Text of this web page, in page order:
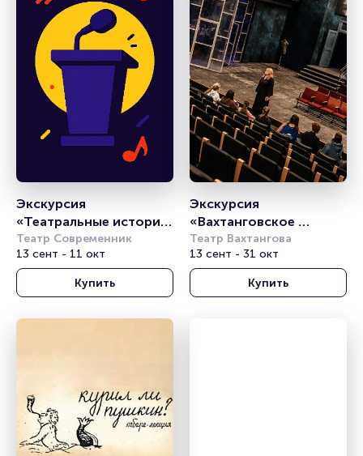
Экскурсия
«Театральные истории
чистых прудов от
Пушкина до
Современника»
Театр Современник
13 сент - 11 окт
Купить
Экскурсия
«Вахтанговское
закулисье»
Театр Вахтангова
13 сент - 31 окт
Купить